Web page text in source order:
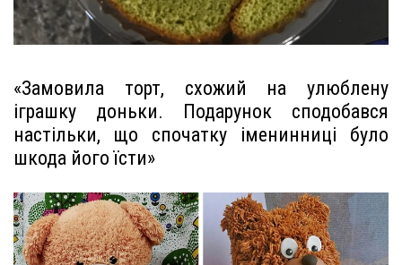
«Замовила торт, схожий на улюблену
іграшку доньки. Подарунок сподобався
настільки, що спочатку іменинниці було
шкода його їсти»